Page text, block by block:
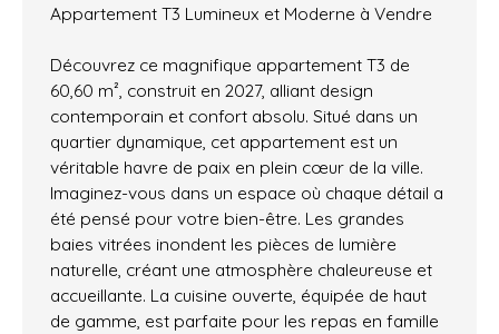
Appartement T3 Lumineux et Moderne à Vendre
Découvrez ce magnifique appartement T3 de
60,60 m², construit en 2027, alliant design
contemporain et confort absolu. Situé dans un
quartier dynamique, cet appartement est un
véritable havre de paix en plein cœur de la ville.
Imaginez-vous dans un espace où chaque détail a
été pensé pour votre bien-être. Les grandes
baies vitrées inondent les pièces de lumière
naturelle, créant une atmosphère chaleureuse et
accueillante. La cuisine ouverte, équipée de haut
de gamme, est parfaite pour les repas en famille